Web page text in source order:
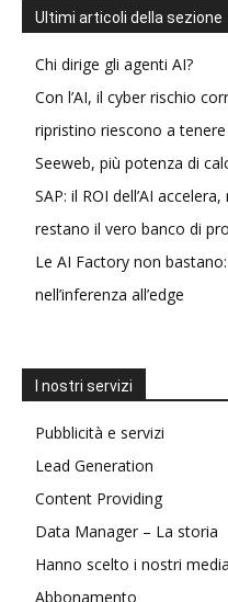
Ultimi articoli della sezione
Chi dirige gli agenti AI?
Con l’AI, il cyber rischio
ripristino riescono a tenere
Seeweb, più potenza di
SAP: il ROI dell’AI
restano il vero banco di
Le AI Factory non
nell’inferenza all’edge
I nostri servizi
Pubblicità e servizi
Lead Generation
Content Providing
Data Manager – La storia
Hanno scelto i nostri media
Abbonamento